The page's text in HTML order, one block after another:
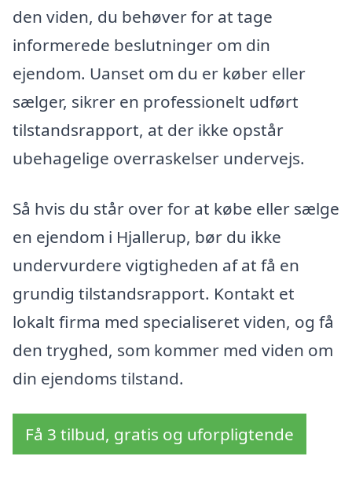
den viden, du behøver for at tage
informerede beslutninger om din
ejendom. Uanset om du er køber eller
sælger, sikrer en professionelt udført
tilstandsrapport, at der ikke opstår
ubehagelige overraskelser undervejs.
Så hvis du står over for at købe eller sælge
en ejendom i Hjallerup, bør du ikke
undervurdere vigtigheden af at få en
grundig tilstandsrapport. Kontakt et
lokalt firma med specialiseret viden, og få
den tryghed, som kommer med viden om
din ejendoms tilstand.
Få 3 tilbud, gratis og uforpligtende